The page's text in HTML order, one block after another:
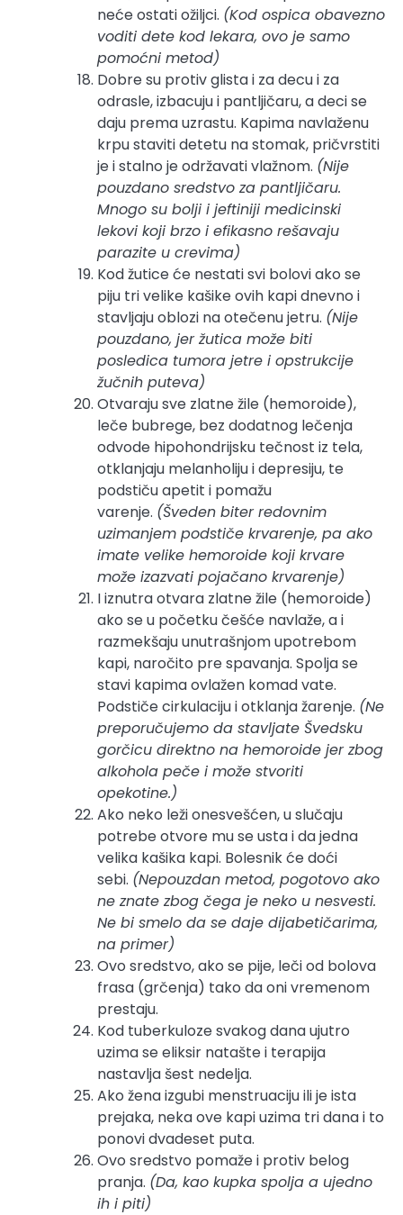
neće ostati ožiljci. (Kod ospica obavezno
voditi dete kod lekara, ovo je samo
pomoćni metod)
Dobre su protiv glista i za decu i za
odrasle, izbacuju i pantljičaru, a deci se
daju prema uzrastu. Kapima navlaženu
krpu staviti detetu na stomak, pričvrstiti
je i stalno je održavati vlažnom. (Nije
pouzdano sredstvo za pantljičaru.
Mnogo su bolji i jeftiniji medicinski
lekovi koji brzo i efikasno rešavaju
parazite u crevima)
Kod žutice će nestati svi bolovi ako se
piju tri velike kašike ovih kapi dnevno i
stavljaju oblozi na otečenu jetru. (Nije
pouzdano, jer žutica može biti
posledica tumora jetre i opstrukcije
žučnih puteva)
Otvaraju sve zlatne žile (hemoroide),
leče bubrege, bez dodatnog lečenja
odvode hipohondrijsku tečnost iz tela,
otklanjaju melanholiju i depresiju, te
podstiču apetit i pomažu
varenje. (Šveden biter redovnim
uzimanjem podstiče krvarenje, pa ako
imate velike hemoroide koji krvare
može izazvati pojačano krvarenje)
I iznutra otvara zlatne žile (hemoroide)
ako se u početku češće navlaže, a i
razmekšaju unutrašnjom upotrebom
kapi, naročito pre spavanja. Spolja se
stavi kapima ovlažen komad vate.
Podstiče cirkulaciju i otklanja žarenje. (Ne
preporučujemo da stavljate Švedsku
gorčicu direktno na hemoroide jer zbog
alkohola peče i može stvoriti
opekotine.)
Ako neko leži onesvešćen, u slučaju
potrebe otvore mu se usta i da jedna
velika kašika kapi. Bolesnik će doći
sebi. (Nepouzdan metod, pogotovo ako
ne znate zbog čega je neko u nesvesti.
Ne bi smelo da se daje dijabetičarima,
na primer)
Ovo sredstvo, ako se pije, leči od bolova
frasa (grčenja) tako da oni vremenom
prestaju.
Kod tuberkuloze svakog dana ujutro
uzima se eliksir natašte i terapija
nastavlja šest nedelja.
Ako žena izgubi menstruaciju ili je ista
prejaka, neka ove kapi uzima tri dana i to
ponovi dvadeset puta.
Ovo sredstvo pomaže i protiv belog
pranja. (Da, kao kupka spolja a ujedno
ih i piti)